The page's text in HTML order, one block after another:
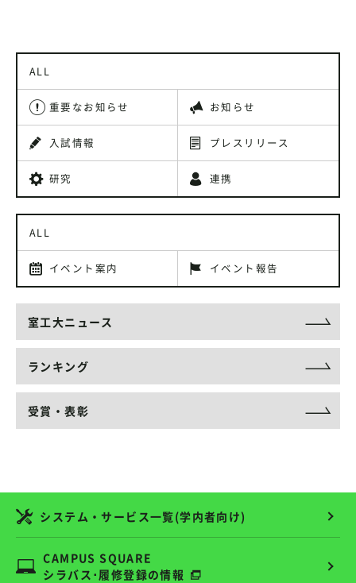
ALL
重要なお知らせ お知らせ
入試情報 プレスリリース
研究 連携
ALL
イベント案内 イベント報告
室工大ニュース
ランキング
受賞・表彰
システム・サービス一覧(学内者向け)
CAMPUS SQUARE
シラバス･履修登録の情報